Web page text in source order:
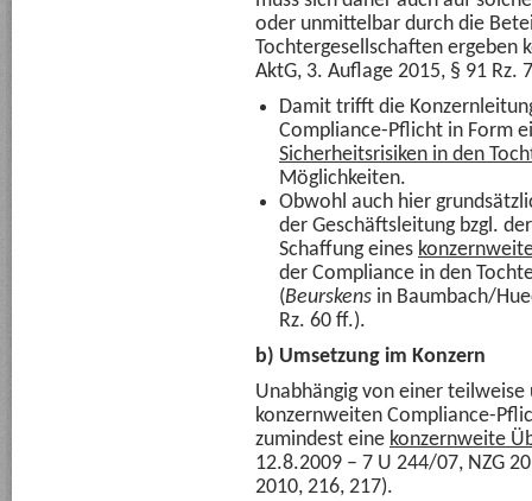
oder unmittelbar durch die
Tochtergesellschaften ergeben
AktG, 3. Auflage 2015, § 91 Rz.
Damit trifft die
Compliance-Pflicht in Form
Sicherheitsrisiken in den
Möglichkeiten.
Obwohl auch hier
der Geschäftsleitung bzgl.
Schaffung eines
der Compliance in den
(Beurskens in Baumbach/
Rz. 60 ff.).
b) Umsetzung im Konzern
Unabhängig von einer
konzernweiten Compliance-
zumindest eine konzernweite
12.8.2009 – 7 U 244/07, NZG
2010, 216, 217).